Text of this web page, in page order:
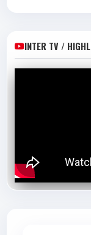
(Vote
INTER TV /